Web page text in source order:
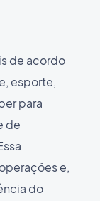
de acordo
esporte,
para
de
e,
do